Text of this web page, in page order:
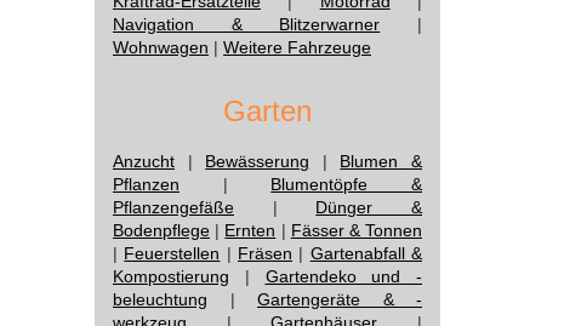
Navigation & Blitzerwarner |
Wohnwagen | Weitere Fahrzeuge
Garten
Anzucht | Bewässerung | Blumen &
Pflanzen | Blumentöpfe &
Pflanzengefäße | Dünger &
Bodenpflege | Ernten | Fässer & Tonnen
| Feuerstellen | Fräsen | Gartenabfall &
Kompostierung | Gartendeko und -
beleuchtung | Gartengeräte & -